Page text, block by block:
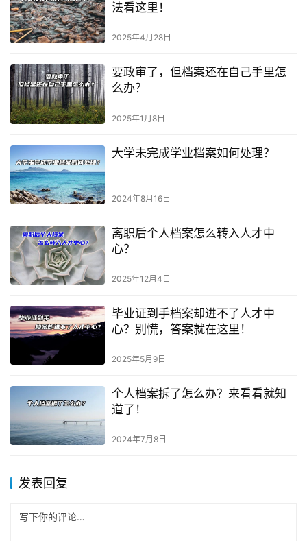
法看这里！
2025年4月28日
要政审了，但档案还在自己手里怎
么办？
2025年1月8日
大学未完成学业档案如何处理？
2024年8月16日
离职后个人档案怎么转入人才中
心？
2025年12月4日
毕业证到手档案却进不了人才中
心？别慌，答案就在这里！
2025年5月9日
个人档案拆了怎么办？来看看就知
道了！
2024年7月8日
发表回复